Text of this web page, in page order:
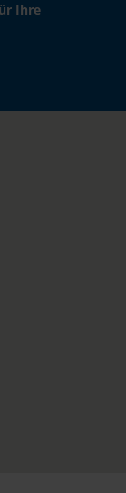
Ihre